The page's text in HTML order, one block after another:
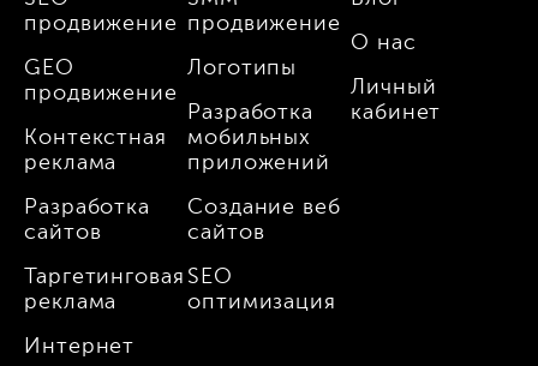
продвижение
GEO
продвижение
Контекстная
реклама
Разработка
сайтов
Таргетинговая
реклама
Интернет
продвижение
Логотипы
Разработка
мобильных
приложений
Создание веб
сайтов
SEO
оптимизация
О нас
Личный
кабинет